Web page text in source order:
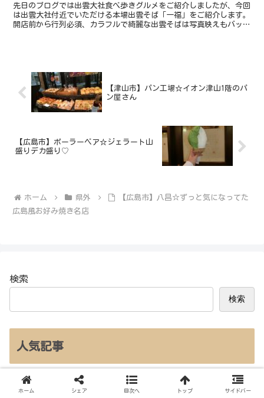
先日のブログでは出雲大社食べ歩きグルメをご紹介しましたが、今回
は出雲大社付近でいただける本場出雲そば「一福」をご紹介します。
開店前から行列必須、カラフルで綺麗な出雲そばは写真映えもバッチ
【津山市】パン工場☆イオン津山1階のパ
ン屋さん
【広島市】ポーラーベア☆ジェラート山
盛りデカ盛り♡
ホーム 県外
【広島市】八昌☆ずっと気になってた
広島風お好み焼き名店
検索
検索
人気記事
【鳥取】水木しげるロード食べ歩きグ
ルメまとめ☆鬼太郎にちなんだ食べ物
ホーム シェア 目次へ トップ サイドバー